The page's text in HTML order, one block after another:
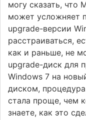
могу сказать, что
может усложняет
upgrade-версии
расстраиваться,
как и раньше, не
upgrade-диск для
Windows 7 на
диском,
стала проще, чем
знаете, как это